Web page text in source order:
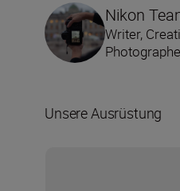
Nikon
Writer,
Unsere Ausrüstung